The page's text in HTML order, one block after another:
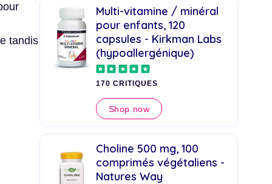
Multi-vitamine / minéral
pour enfants, 120
capsules - Kirkman Labs
(hypoallergénique)
170 CRITIQUES
Shop now
Choline 500 mg, 100
comprimés végétaliens -
Natures Way
tandis